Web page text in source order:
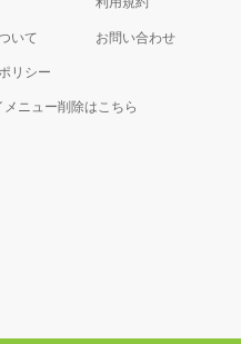
いて お問い合わせ
リシー
ニュー削除はこちら